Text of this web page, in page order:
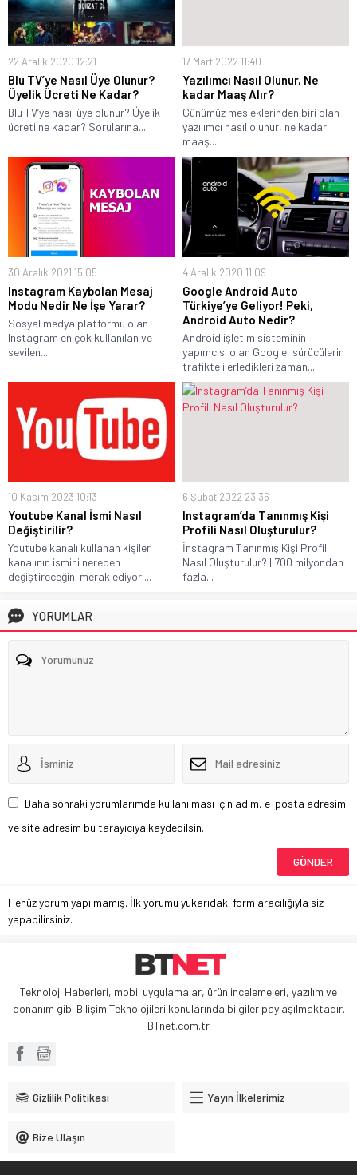
22 Aralık 2020 12:21
Blu TV’ye Nasıl Üye Olunur?
Üyelik Ücreti Ne Kadar?
Blu TV’ye nasıl üye olunur? Üyelik
ücreti ne kadar? Sorularına...
17 Mart 2022 11:40
Yazılımcı Nasıl Olunur, Ne
kadar Maaş Alır?
Günümüz mesleklerinden biri olan
yazılımcı nasıl olunur, ne kadar
maaş...
30 Aralık 2021 15:05
Instagram Kaybolan Mesaj
Modu Nedir Ne İşe Yarar?
Sosyal medya platformu olan
Instagram en çok kullanılan ve
sevilen...
4 Aralık 2020 11:09
Google Android Auto
Türkiye’ye Geliyor! Peki,
Android Auto Nedir?
Android işletim sisteminin
yapımcısı olan Google, sürücülerin
trafikte ilerledikleri zaman...
10 Kasım 2023 10:13
Youtube Kanal İsmi Nasıl
Değiştirilir?
Youtube kanalı kullanan kişiler
kanalının ismini nereden
değiştireceğini merak ediyor....
6 Şubat 2022 23:36
Instagram’da Tanınmış Kişi
Profili Nasıl Oluşturulur?
İnstagram Tanınmış Kişi Profili
Nasıl Oluşturulur? | 700 milyondan
fazla...
YORUMLAR
Daha sonraki yorumlarımda kullanılması için adım, e-posta adresim
ve site adresim bu tarayıcıya kaydedilsin.
Henüz yorum yapılmamış. İlk yorumu yukarıdaki form aracılığıyla siz
yapabilirsiniz.
Teknoloji Haberleri, mobil uygulamalar, ürün incelemeleri, yazılım ve
donanım gibi Bilişim Teknolojileri konularında bilgiler paylaşılmaktadır.
BTnet.com.tr
Gizlilik Politikası Yayın İlkelerimiz
Bize Ulaşın